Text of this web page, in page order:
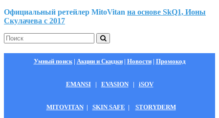
Официальный ретейлер MitoVitan на основе SkQ1, Ионы
Скулачева c 2017
Умный поиск| Акции и Скидки| Новости| Промокод
EMANSI| EVASION| iSOV
MITOVITAN | SKIN SAFE | STORYDERM